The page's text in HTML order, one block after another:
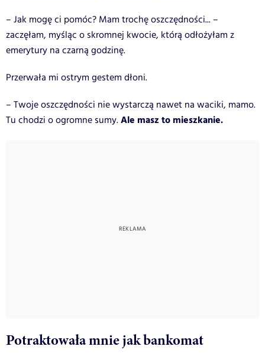
– Jak mogę ci pomóc? Mam trochę oszczędności... –
zaczęłam, myśląc o skromnej kwocie, którą odłożyłam z
emerytury na czarną godzinę.
Przerwała mi ostrym gestem dłoni.
– Twoje oszczędności nie wystarczą nawet na waciki, mamo.
Tu chodzi o ogromne sumy.Ale masz to mieszkanie.
Potraktowała mnie jak bankomat